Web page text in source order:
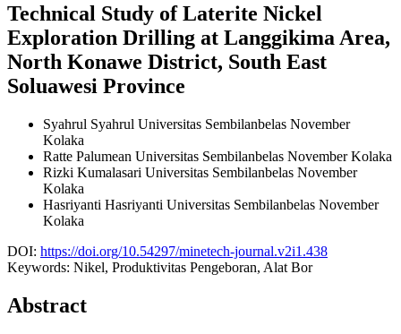
Technical Study of Laterite Nickel
Exploration Drilling at Langgikima Area,
North Konawe District, South East
Soluawesi Province
Syahrul Syahrul Universitas Sembilanbelas November
Kolaka
Ratte Palumean Universitas Sembilanbelas November Kolaka
Rizki Kumalasari Universitas Sembilanbelas November
Kolaka
Hasriyanti Hasriyanti Universitas Sembilanbelas November
Kolaka
DOI: https://doi.org/10.54297/minetech-journal.v2i1.438
Keywords: Nikel, Produktivitas Pengeboran, Alat Bor
Abstract